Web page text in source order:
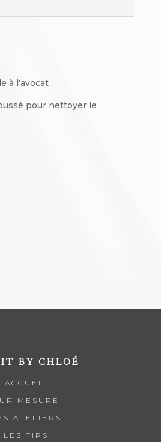
à l'avocat
pour nettoyer le
BY CHLOÉ
ACCUEIL
MESURE
ATELIERS
LES TIPS